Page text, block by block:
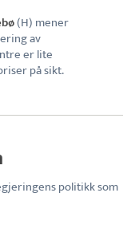
(H) mener
av
er lite
på sikt.
politikk som